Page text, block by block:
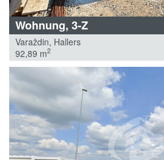
Wohnung, 3-Z
Varaždin, Hallers
92,89 m2